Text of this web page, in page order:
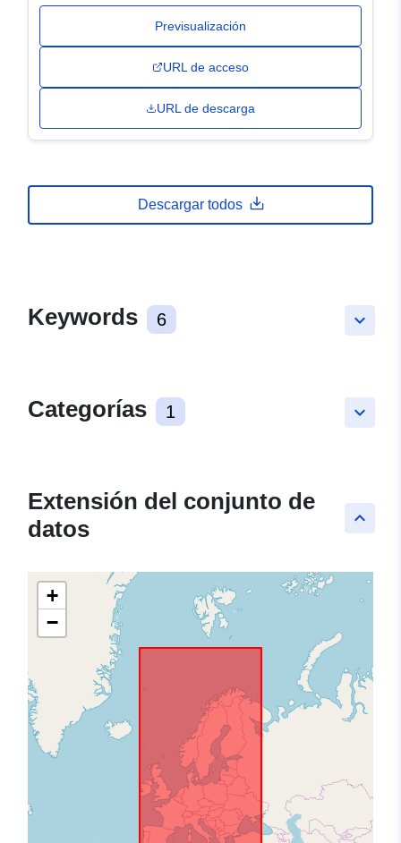
Previsualización
URL de acceso
URL de descarga
Descargar todos
keyboard_arrow_down
Keywords 6
keyboard_arrow_down
Categorías 1
keyboard_arrow_up
Extensión del conjunto de
datos
+
−